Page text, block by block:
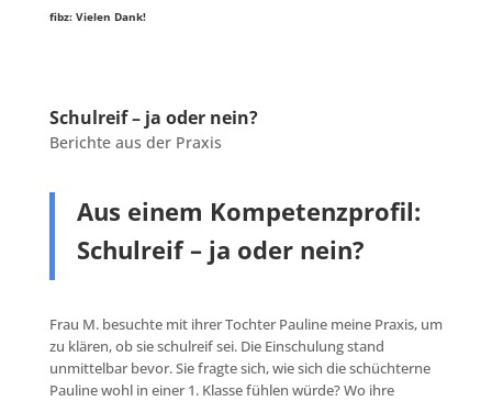
fibz: Vielen Dank!
Schulreif – ja oder nein?
Berichte aus der Praxis
Aus einem Kompetenzprofil:
Schulreif – ja oder nein?
Frau M. besuchte mit ihrer Tochter Pauline meine Praxis, um
zu klären, ob sie schulreif sei. Die Einschulung stand
unmittelbar bevor. Sie fragte sich, wie sich die schüchterne
Pauline wohl in einer 1. Klasse fühlen würde? Wo ihre